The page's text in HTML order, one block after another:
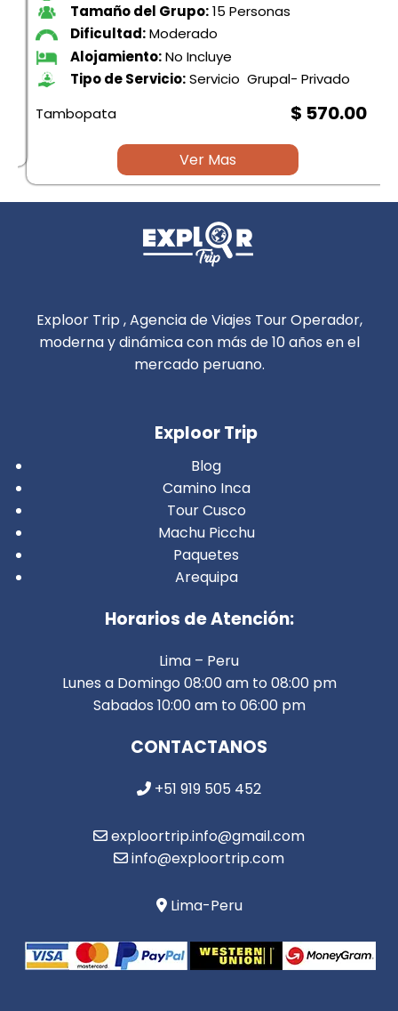
Tamaño del Grupo:15 Personas
Dificultad:Moderado
Alojamiento:No Incluye
Tipo de Servicio:Servicio Grupal- Privado
Tambopata
$ 570.00
Ver Mas
Exploor Trip , Agencia de Viajes Tour Operador,
moderna y dinámica con más de 10 años en el
mercado peruano.
Exploor Trip
Blog
Camino Inca
Tour Cusco
Machu Picchu
Paquetes
Arequipa
Horarios de Atención:
Lima – Peru
Lunes a Domingo 08:00 am to 08:00 pm
Sabados 10:00 am to 06:00 pm
CONTACTANOS
+51 919 505 452
exploortrip.info@gmail.com
info@exploortrip.com
Lima-Peru